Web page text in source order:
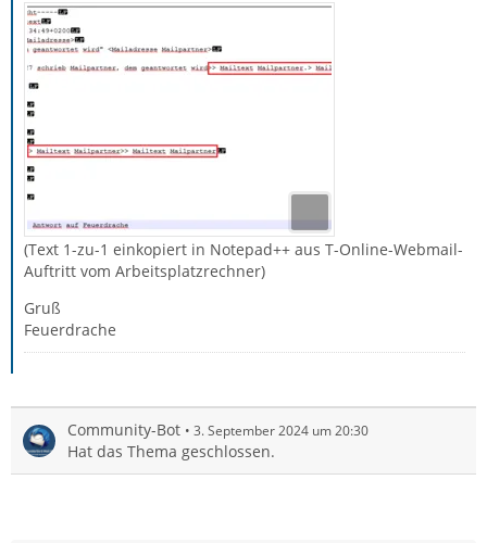
(Text 1-zu-1 einkopiert in Notepad++ aus T-Online-Webmail-
Auftritt vom Arbeitsplatzrechner)
Gruß
Feuerdrache
Community-Bot 3. September 2024 um 20:30
Hat das Thema geschlossen.